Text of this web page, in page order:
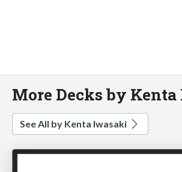
More Decks by
See All by Kenta Iwasaki